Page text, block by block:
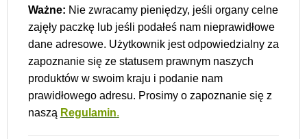
Ważne: Nie zwracamy pieniędzy, jeśli organy celne
zajęły paczkę lub jeśli podałeś nam nieprawidłowe
dane adresowe. Użytkownik jest odpowiedzialny za
zapoznanie się ze statusem prawnym naszych
produktów w swoim kraju i podanie nam
prawidłowego adresu. Prosimy o zapoznanie się z
naszą Regulamin.